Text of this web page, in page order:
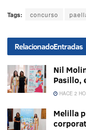
Tags: concurso
RelacionadoEntradas
Nil
Pasillo,
HACE 2
Melilla